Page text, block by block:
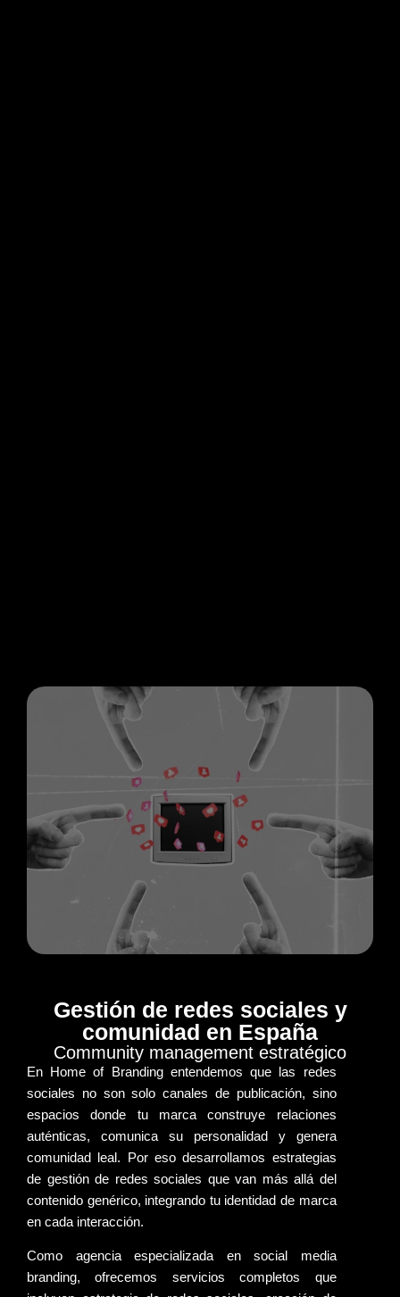
Gestión de redes sociales y
comunidad en España
Community management estratégico
En Home of Brandingentendemos que las redes
sociales no son solo canales de publicación, sino
espacios donde tu marca construye relaciones
auténticas, comunica su personalidady genera
comunidad leal. Por eso desarrollamos estrategias
de gestión de redes sociales que van más allá del
contenido genérico, integrando tu identidad de marca
en cada interacción.
Como agencia especializada en social media
branding, ofrecemos servicios completos que